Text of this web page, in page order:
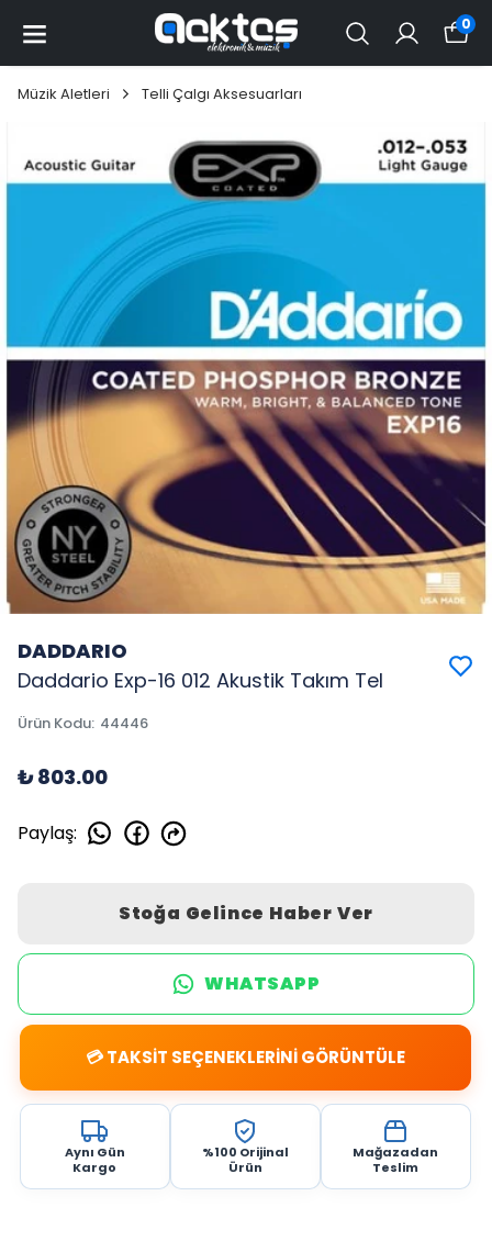
0
Müzik Aletleri Telli Çalgı Aksesuarları
DADDARIO
Daddario Exp-16 012 Akustik Takım Tel
Ürün Kodu: 44446
₺ 803.00
Paylaş:
Stoğa Gelince Haber Ver
WHATSAPP
💳 TAKSİT SEÇENEKLERİNİ GÖRÜNTÜLE
Aynı Gün
Kargo
%100 Orijinal
Ürün
Mağazadan
Teslim